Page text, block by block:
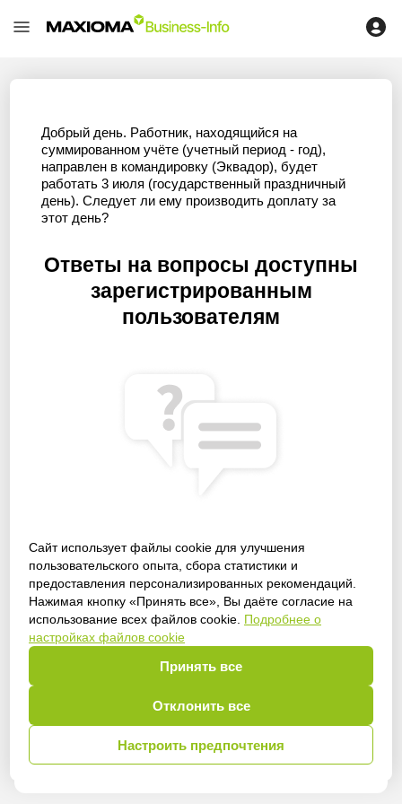
Сайт использует файлы cookie для улучшения
пользовательского опыта, сбора статистики и
предоставления персонализированных рекомендаций.
Нажимая кнопку «Принять все», Вы даёте согласие на
использование всех файлов cookie. Подробнее о
настройках файлов cookie
Принять все
Отклонить все
Настроить предпочтения
Добрый день. Работник, находящийся на
суммированном учёте (учетный период - год),
направлен в командировку (Эквадор), будет
работать 3 июля (государственный праздничный
день). Следует ли ему производить доплату за
этот день?
Ответы на вопросы доступны
зарегистрированным
пользователям
Получить доступ